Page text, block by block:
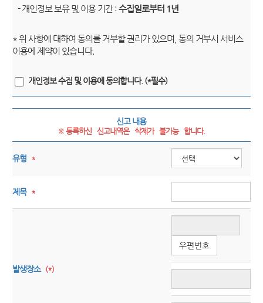
- 개인정보 보유 및 이용 기간 : 수집일로부터 1년
* 위 사항에 대하여 동의를 거부할 권리가 있으며, 동의 거부시 서비스
이용에 제약이 있습니다.
개인정보 수집 및 이용에 동의합니다. (*필수)
신고 내용
※ 등록하신   신고내역은   삭제가   불가능   합니다.
유형 *
제목 *
발생장소 (*)
우편번호